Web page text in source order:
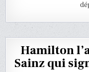
Hamilton
Sainz qui